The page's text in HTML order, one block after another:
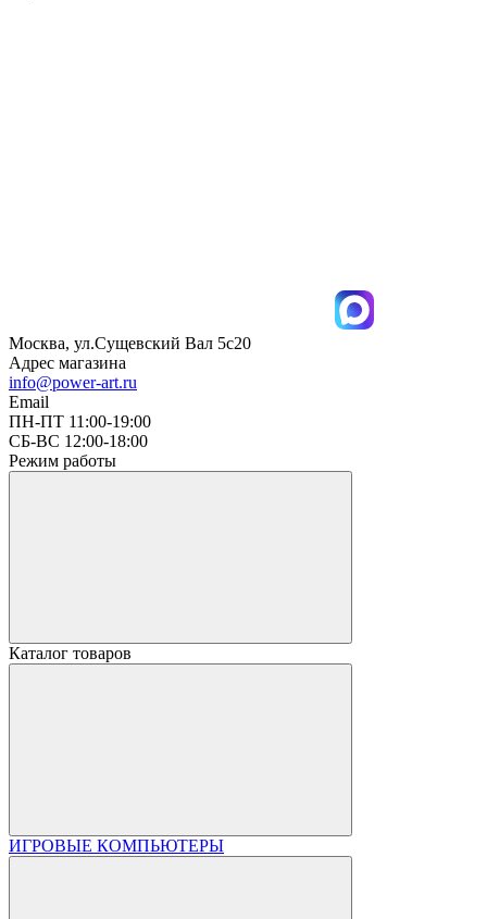
Москва, ул.Сущевский Вал 5с20
Адрес магазина
info@power-art.ru
Email
ПН-ПТ 11:00-19:00
СБ-ВС 12:00-18:00
Режим работы
Каталог товаров
ИГРОВЫЕ КОМПЬЮТЕРЫ